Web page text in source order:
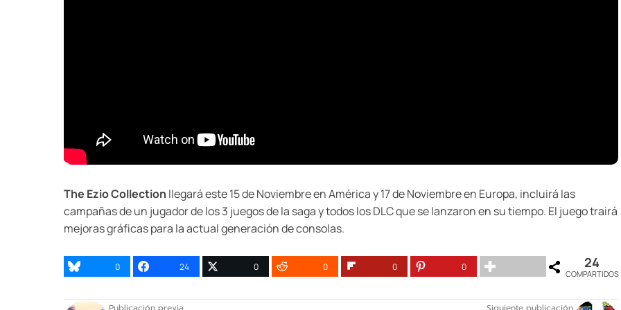
The Ezio Collection llegará este 15 de Noviembre en América y 17 de Noviembre en Europa, incluirá las
campañas de un jugador de los 3 juegos de la saga y todos los DLC que se lanzaron en su tiempo. El juego trairá
mejoras gráficas para la actual generación de consolas.
0 24 0 0 0 0 24
COMPARTIDOS